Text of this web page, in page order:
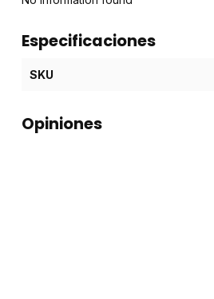
Especificaciones
SKU
Opiniones